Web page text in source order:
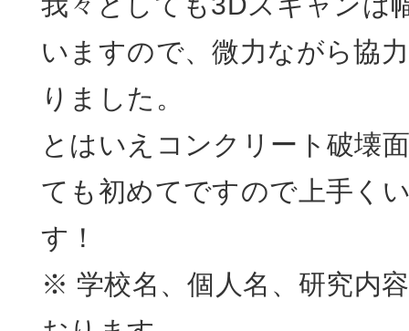
いますので、微力ながら協
りました。
とはいえコンクリート破壊
ても初めてですので上手く
す！
※ 学校名、個人名、研究内